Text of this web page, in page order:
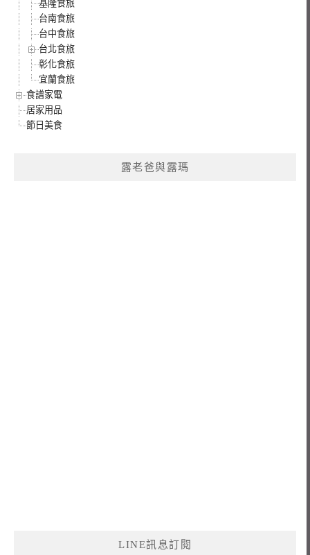
基隆食旅
台南食旅
台中食旅
台北食旅
彰化食旅
宜蘭食旅
食譜家電
居家用品
節日美食
露老爸與露瑪
LINE訊息訂閱